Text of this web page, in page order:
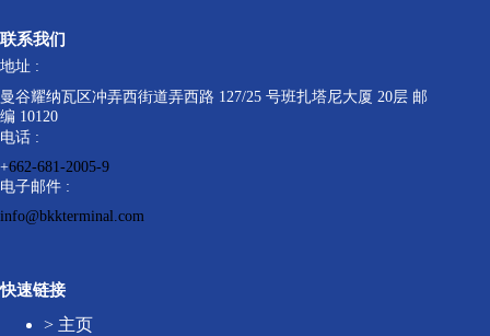
联系我们
地址 :
曼谷耀纳瓦区冲弄西街道弄西路 127/25 号班扎塔尼大厦 20层 邮
编 10120
电话 :
+662-681-2005-9
电子邮件 :
info@bkkterminal.com
快速链接
> 主页